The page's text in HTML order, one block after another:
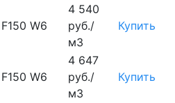
F150 W6
4 540
руб./
м3
Купить
F150 W6
4 647
руб./
м3
Купить